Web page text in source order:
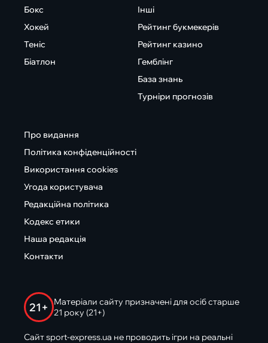
Бокс
Хокей
Теніс
Біатлон
Інші
Рейтинг букмекерів
Рейтинг казино
Гемблінг
База знань
Турніри прогнозів
Про видання
Політика конфіденційності
Використання cookies
Угода користувача
Редакційна політика
Кодекс етики
Наша редакція
Контакти
21+
Матеріали сайту призначені для осіб старше
21 року (21+)
Сайт sport-express.ua не проводить ігри на реальні